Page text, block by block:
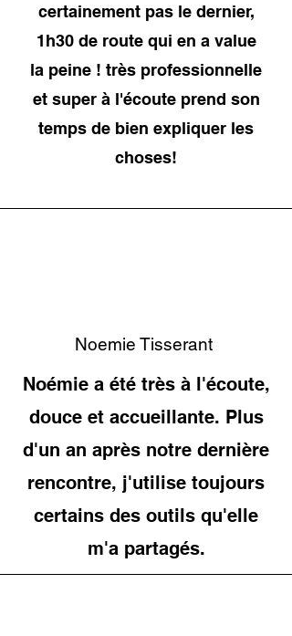
certainement pas le dernier,
1h30 de route qui en a value
la peine ! très professionnelle
et super à l'écoute prend son
temps de bien expliquer les
choses!
Noemie Tisserant
Noémie a été très à l'écoute,
douce et accueillante. Plus
d'un an après notre dernière
rencontre, j'utilise toujours
certains des outils qu'elle
m'a partagés.